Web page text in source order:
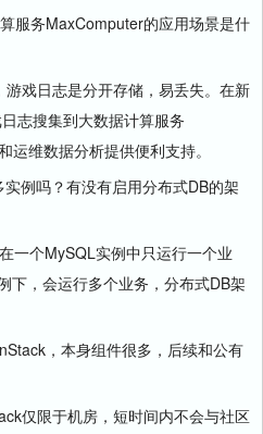
务MaxComputer的应用场景是什
戏日志是分开存储，易丢失。在新
志搜集到大数据计算服务
维数据分析提供便利支持。
例吗？有没有启用分布式DB的架
个MySQL实例中只运行一个业
下，会运行多个业务，分布式DB架
，本身组件很多，后续和公有
仅限于机房，短时间内不会与社区